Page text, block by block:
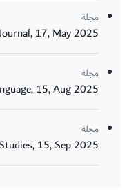
مجلة
17, May 2025
مجلة
15, Aug 2025
مجلة
15, Sep 2025